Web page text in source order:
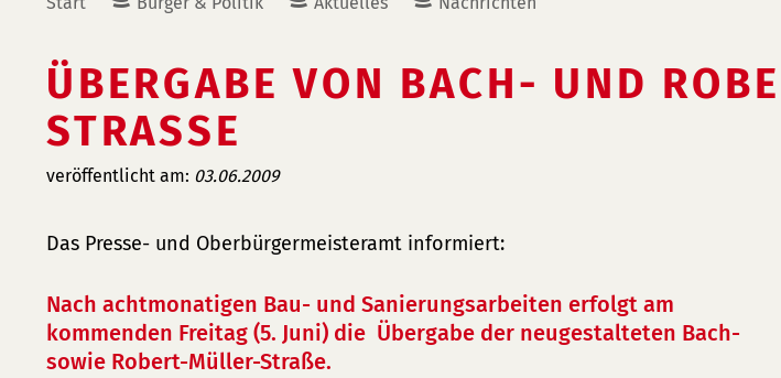
ÜBERGABE VON BACH- UND
STRASSE
veröffentlicht am: 03.06.2009
Das Presse- und Oberbürgermeisteramt informiert:
Nach achtmonatigen Bau- und Sanierungsarbeiten erfolgt am
kommenden Freitag (5. Juni) die Übergabe der neugestalteten Bach-
sowie Robert-Müller-Straße.